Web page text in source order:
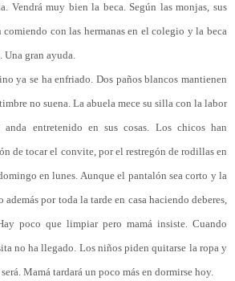
Vendrá muy bien la beca. Según las monjas, sus
comiendo con las hermanas en el colegio y la beca
Una gran ayuda.
ya se ha enfriado. Dos paños blancos mantienen
no suena. La abuela mece su silla con la labor
entretenido en sus cosas. Los chicos han
de tocar el convite, por el restregón de rodillas en
en lunes. Aunque el pantalón sea corto y la
por toda la tarde en casa haciendo deberes,
poco que limpiar pero mamá insiste. Cuando
no ha llegado. Los niños piden quitarse la ropa y
Mamá tardará un poco más en dormirse hoy.